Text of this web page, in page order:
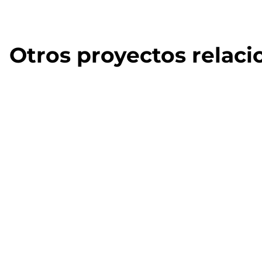
Otros proyectos